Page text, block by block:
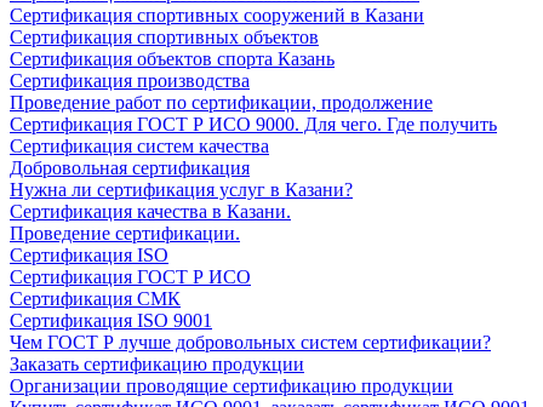
Сертификация спортивных сооружений в Казани
Сертификация спортивных объектов
Сертификация объектов спорта Казань
Сертификация производства
Проведение работ по сертификации, продолжение
Сертификация ГОСТ Р ИСО 9000. Для чего. Где получить
Сертификация систем качества
Добровольная сертификация
Нужна ли сертификация услуг в Казани?
Сертификация качества в Казани.
Проведение сертификации.
Сертификация ISO
Сертификация ГОСТ Р ИСО
Сертификация СМК
Сертификация ISO 9001
Чем ГОСТ Р лучше добровольных систем сертификации?
Заказать сертификацию продукции
Организации проводящие сертификацию продукции